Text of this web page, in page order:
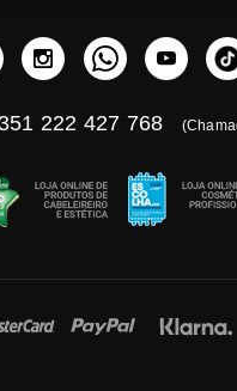
222 427 768